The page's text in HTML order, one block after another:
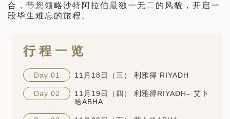
合，带您领略沙特阿拉伯最独一无二的风貌，开启一
段毕生难忘的旅程。
行程一览
Day 01 11月18日（三） 利雅得 RIYADH
Day 02
11月19日（四） 利雅得RIYADH– 艾卜
哈ABHA